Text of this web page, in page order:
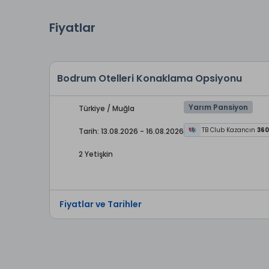
Fiyatlar
Bodrum Otelleri Konaklama Opsiyonu
Türkiye / Muğla
Tarih: 13.08.2026 - 16.08.2026
2 Yetişkin
Yarım Pansiyon
TB Club Kazancın
Fiyatlar ve Tarihler